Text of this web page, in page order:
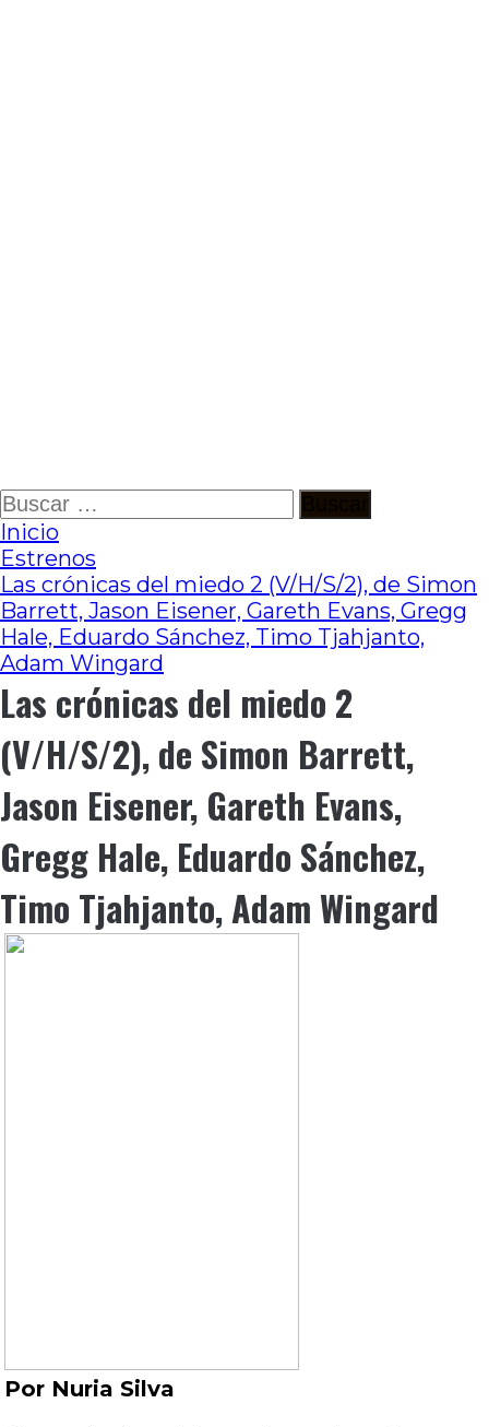
Ir
al
contenido
Buscar:
Inicio
Estrenos
Las crónicas del miedo 2 (V/H/S/2), de Simon
Barrett, Jason Eisener, Gareth Evans, Gregg
Hale, Eduardo Sánchez, Timo Tjahjanto,
Adam Wingard
Las crónicas del miedo 2
(V/H/S/2), de Simon Barrett,
Jason Eisener, Gareth Evans,
Gregg Hale, Eduardo Sánchez,
Timo Tjahjanto, Adam Wingard
Por Nuria Silva